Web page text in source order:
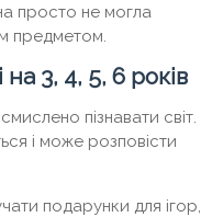
просто не могла
предметом.
3, 4, 5, 6 років
пізнавати світ.
і може розповісти
подарунки для ігор,